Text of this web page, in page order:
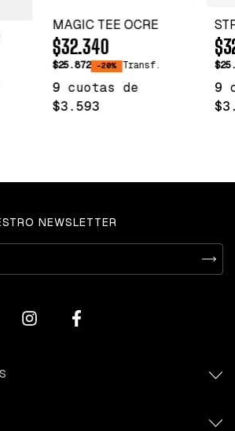
MAGIC TEE OCRE
$32.340
$25.872 -20% Transf.
9 cuotas de
$3.593
9
NEWSLETTER